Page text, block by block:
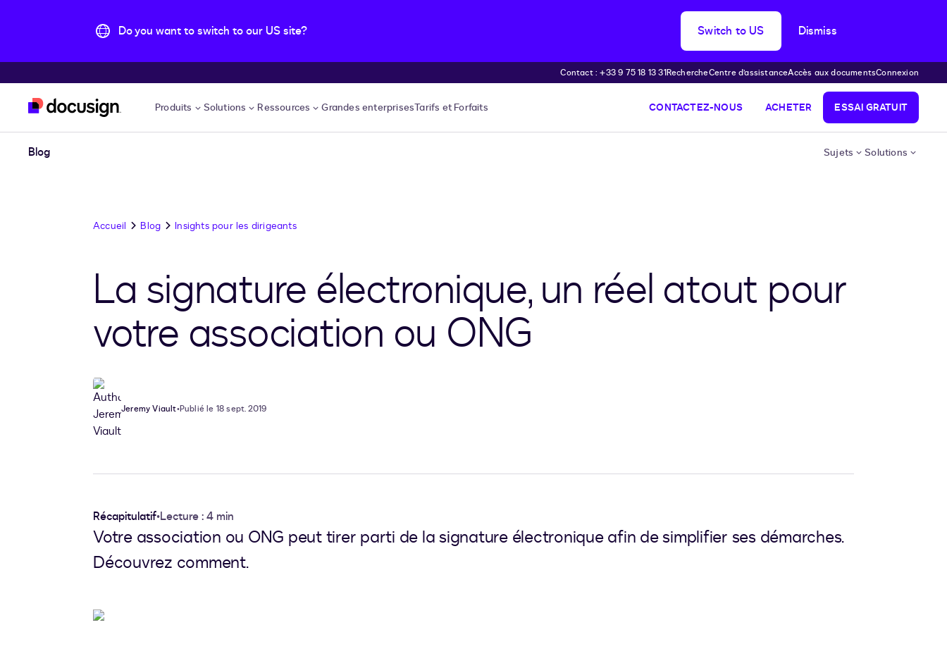
Do you want to switch to our US site? Switch to US Dismiss
Contact : +33 9 75 18 13 31RechercheCentre d’assistanceAccès aux documentsConnexion
Produits Solutions Ressources Grandes enterprisesTarifs et Forfaits CONTACTEZ-NOUS ACHETER ESSAI GRATUIT
Blog Sujets Solutions
Accueil Blog Insights pour les dirigeants
La signature électronique, un réel atout pour
votre association ou ONG
Jeremy Viault•Publié le 18 sept. 2019
Récapitulatif•Lecture : 4 min
Votre association ou ONG peut tirer parti de la signature électronique afin de simplifier ses démarches.
Découvrez comment.